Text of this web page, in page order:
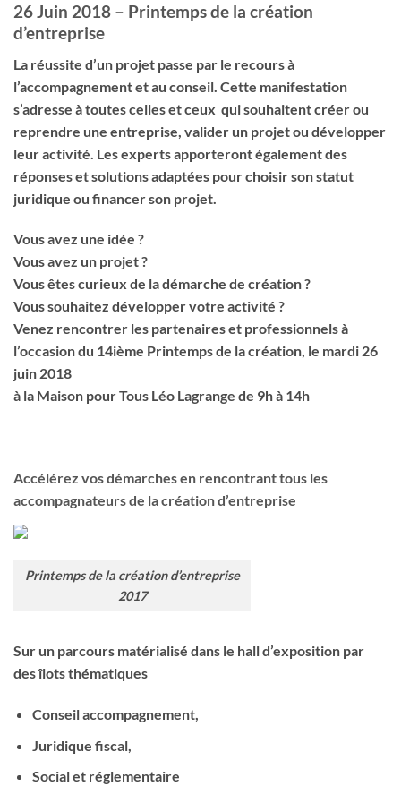
26 Juin 2018 – Printemps de la création
d’entreprise
La réussite d’un projet passe par le recours à
l’accompagnement et au conseil. Cette manifestation
s’adresse à toutes celles et ceux qui souhaitent créer ou
reprendre une entreprise, valider un projet ou développer
leur activité. Les experts apporteront également des
réponses et solutions adaptées pour choisir son statut
juridique ou financer son projet.
Vous avez une idée ?
Vous avez un projet ?
Vous êtes curieux de la démarche de création ?
Vous souhaitez développer votre activité ?
Venez rencontrer les partenaires et professionnels à
l’occasion du 14ième Printemps de la création, le mardi 26
juin 2018
à la Maison pour Tous Léo Lagrange de 9h à 14h
Accélérez vos démarches en rencontrant tous les
accompagnateurs de la création d’entreprise
Printemps de la création d’entreprise
2017
Sur un parcours matérialisé dans le hall d’exposition par
des îlots thématiques
Conseil accompagnement,
Juridique fiscal,
Social et réglementaire